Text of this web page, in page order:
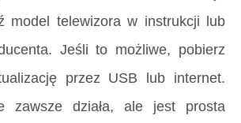
model telewizora w instrukcji lub
Jeśli to możliwe, pobierz
przez USB lub internet.
zawsze działa, ale jest prosta